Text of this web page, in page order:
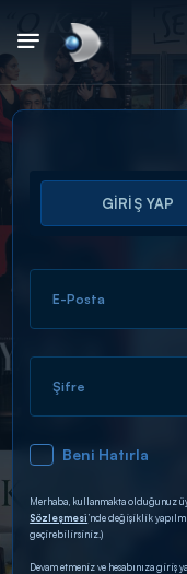
Arama
ARAMA
DİĞER SONUÇLAR
GİRİŞ YAP
E-Posta
Şifre
Beni Hatırla
Merhaba, kullanmakta olduğunuz
Sözleşmesi’nde değişiklik
geçirebilirsiniz.)
Devam etmeniz ve hesabınıza